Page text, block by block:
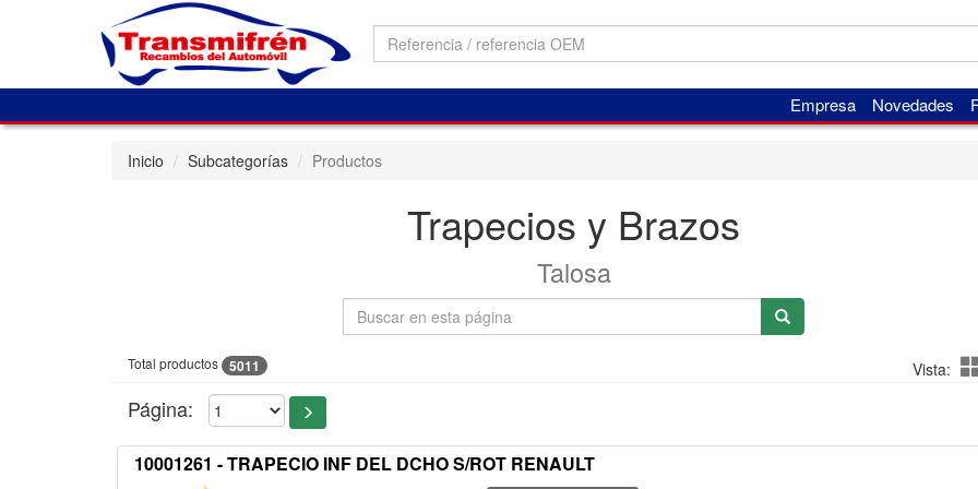
Empresa Novedades
Inicio Subcategorías Productos
Trapecios y Brazos
Talosa
Total productos 5011 Vista:
Página:
10001261 - TRAPECIO INF DEL DCHO S/ROT RENAULT